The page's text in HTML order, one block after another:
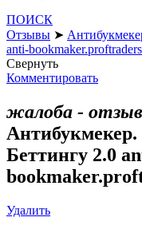
ПОИСК
Отзывы ➤
anti-
Свернуть
Комментировать
жалоба - отзыв
Беттингу 2.0
Удалить